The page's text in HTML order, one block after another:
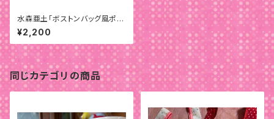
水森亜土「ボストンバッグ風ポー
チ」
¥2,200
同じカテゴリの商品